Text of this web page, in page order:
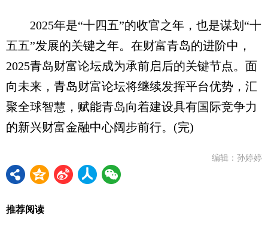
2025年是“十四五”的收官之年，也是谋划“十
五五”发展的关键之年。在财富青岛的进阶中，
2025青岛财富论坛成为承前启后的关键节点。面
向未来，青岛财富论坛将继续发挥平台优势，汇
聚全球智慧，赋能青岛向着建设具有国际竞争力
的新兴财富金融中心阔步前行。(完)
编辑：孙婷婷
推荐阅读